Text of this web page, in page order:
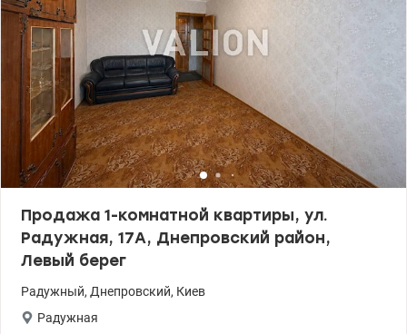
квартиры Установлены счётчики горячей и холодной воды Дом
ухоженный: Год постройки — 1980 Тип дома — БПС 2 лифта —
пассажирский и грузовой Кооперативный дом (ОСББ)
Инфраструктура: Рядом супермаркеты, ТРЦ, аптеки, магазины,
авторынок, почта, зоны отдыха и озеро с прогулочными
аллеями и спортивными площадками. Рядом расположен
многоуровневый закрытый паркинг. Транспорт: 20 минут на
транспорте до метро Левобережная 20 минут на транспорте до
метро Дарница Рядом новая транспортная развязка на
Подольско-Воскресенский мост Недалеко остановка городской
электрички Отличный вариант как для собственного
42 000 у.е. Звоните или пишите в Viber / Telegram / WhatsApp
Валерий 073 838 99 53 Valion.ua/1153117
Продажа 1-комнатной квартиры, ул.
Радужная, 17А, Днепровский район,
Левый берег
Радужный, Днепровский, Киев
Радужная